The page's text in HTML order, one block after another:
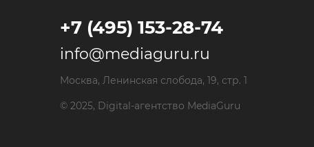
+7 (495) 153-28-74
info@mediaguru.ru
Москва, Ленинская слобода, 19, стр. 1
© 2025, Digital-агентство MediaGuru